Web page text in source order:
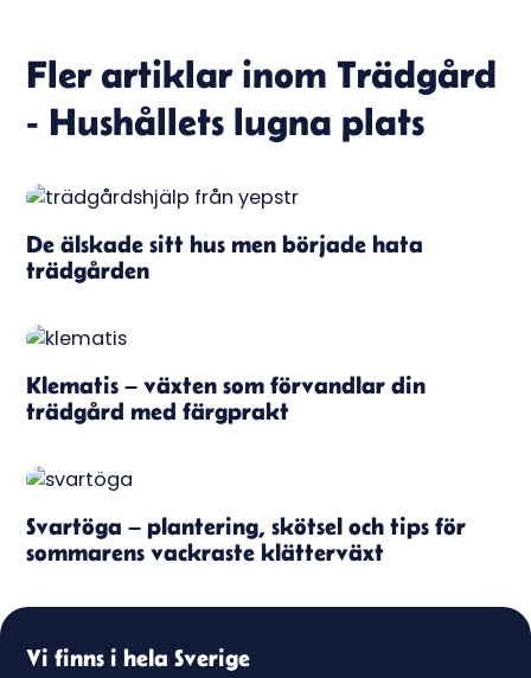
Fler artiklar inomTrädgård
- Hushållets lugna plats
De älskade sitt hus men började hata
trädgården
Klematis – växten som förvandlar din
trädgård med färgprakt
Svartöga – plantering, skötsel och tips för
sommarens vackraste klätterväxt
Vi finns i hela Sverige